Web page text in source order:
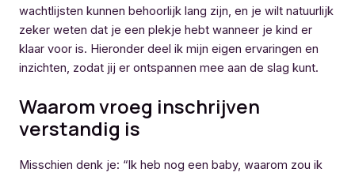
wachtlijsten kunnen behoorlijk lang zijn, en je wilt natuurlijk
zeker weten dat je een plekje hebt wanneer je kind er
klaar voor is. Hieronder deel ik mijn eigen ervaringen en
inzichten, zodat jij er ontspannen mee aan de slag kunt.
Waarom vroeg inschrijven
verstandig is
Misschien denk je: “Ik heb nog een baby, waarom zou ik